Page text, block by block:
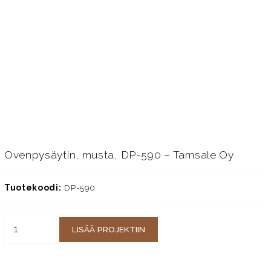
Ovenpysäytin, musta, DP-590 – Tamsale Oy
Tuotekoodi: DP-590
LISÄÄ PROJEKTIIN